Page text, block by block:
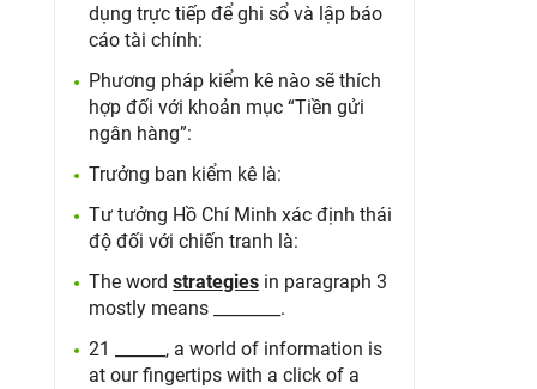
dụng trực tiếp để ghi sổ và lập báo
cáo tài chính:
Phương pháp kiểm kê nào sẽ thích
hợp đối với khoản mục “Tiền gửi
ngân hàng”:
Trưởng ban kiểm kê là:
Tư tưởng Hồ Chí Minh xác định thái
độ đối với chiến tranh là:
The wordstrategies in paragraph 3
mostly means ________.
21 ______, a world of information is
at our fingertips with a click of a